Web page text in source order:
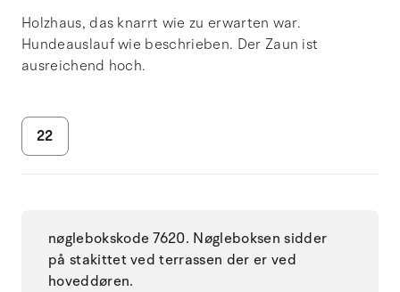
Holzhaus, das knarrt wie zu erwarten war.
Hundeauslauf wie beschrieben. Der Zaun ist
ausreichend hoch.
22
nøglebokskode 7620. Nøgleboksen sidder
på stakittet ved terrassen der er ved
hoveddøren.